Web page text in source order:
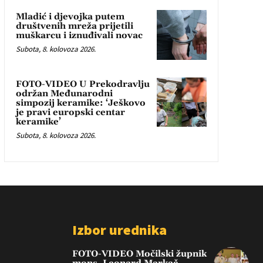
Mladić i djevojka putem
društvenih mreža prijetili
muškarcu i iznuđivali novac
Subota, 8. kolovoza 2026.
FOTO-VIDEO U Prekodravlju
održan Međunarodni
simpozij keramike: ‘Ješkovo
je pravi europski centar
keramike’
Subota, 8. kolovoza 2026.
Izbor urednika
FOTO-VIDEO Močilski župnik